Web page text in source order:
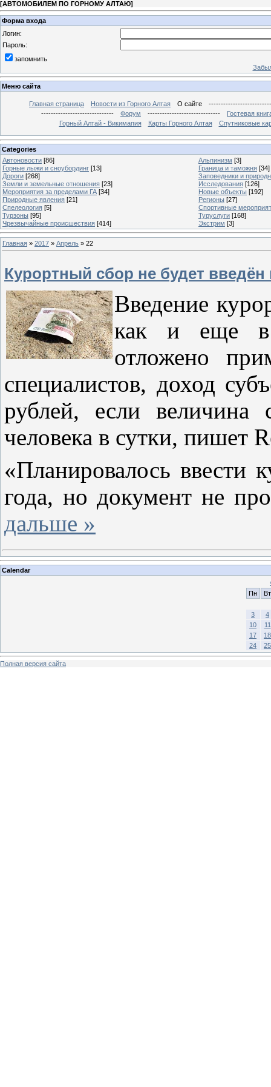
[АВТОМОБИЛЕМ ПО ГОРНОМУ АЛТАЮ]
Форма входа
Логин:
Пароль:
запомнить
Меню сайта
Главная страница Новости из Горного Алтая О сайте
------------------------------
Форум ------------------------------
Гостевая
Горный Алтай - Викимапия
Карты Горного Алтая Спутниковые
Categories
Автоновости [86] Альпинизм [3]
Горные лыжи и сноубординг [13] Граница и таможня [34]
Дороги [268]
Заповедники и
Земли и земельные отношения [23] Исследования [126]
Мероприятия за пределами ГА [34] Новые объекты [192]
Природные явления [21] Регионы [27]
Спелеология [5]
Спортивные
Турзоны [95] Туруслуги [168]
Чрезвычайные происшествия [414] Экстрим [3]
Главная » 2017 » Апрель » 22
Курортный сбор не будет введён
Введение
как и еще в
отложено
специалистов, доход
рублей, если величина
человека в сутки, пишет
«Планировалось ввести
года, но документ не
дальше »
Calendar
Пн
Вт
3
4
10
11
17
18
24
25
Полная версия сайта